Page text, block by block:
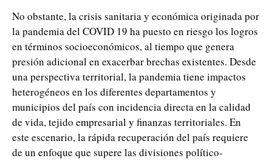
No obstante, la crisis sanitaria y económica originada por
la pandemia del COVID 19 ha puesto en riesgo los logros
en términos socioeconómicos, al tiempo que genera
presión adicional en exacerbar brechas existentes. Desde
una perspectiva territorial, la pandemia tiene impactos
heterogéneos en los diferentes departamentos y
municipios del país con incidencia directa en la calidad
de vida, tejido empresarial y finanzas territoriales. En
este escenario, la rápida recuperación del país requiere
de un enfoque que supere las divisiones político-